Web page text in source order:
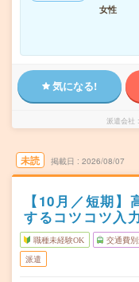
女性
気になる!
派遣会社
未読 掲載日 2026/08/07
【10月／短期
するコツコツ入力
職種未経験OK 交通費
派遣